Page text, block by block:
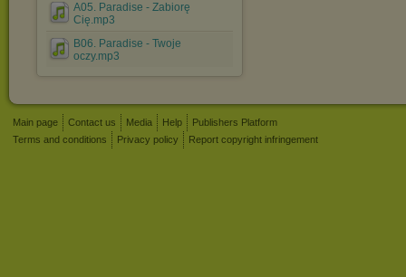
A05. Paradise - Zabiorę
Cię.mp3
B06. Paradise - Twoje
oczy.mp3
Main page Contact us Media Help
Publishers Platform
Terms and conditions
Privacy policy Report copyright infringement